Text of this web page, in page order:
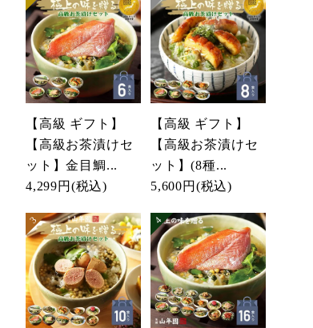
【高級 ギフト】
【高級お茶漬けセ
ット】金目鯛...
4,299円 (税込)
【高級 ギフト】
【高級お茶漬けセ
ット】(8種...
5,600円 (税込)